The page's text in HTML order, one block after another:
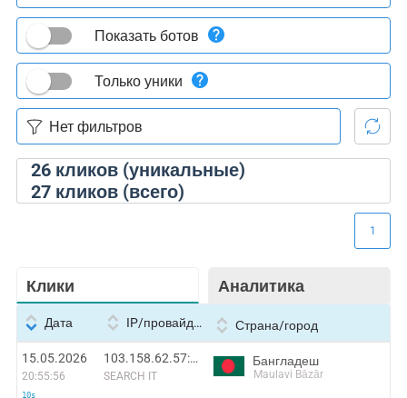
26кликов (уникальные)
27кликов (всего)
Показать ботов
Только уники
Клики Аналитика
1
Дата IP/провайдер Страна/город
15.05.2026
20:55:56
10s
103.158.62.57:39786
SEARCH IT
Бангладеш
Maulavi Bāzār